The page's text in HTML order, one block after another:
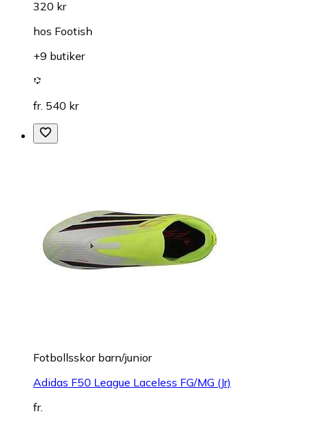
320 kr
hos Footish
+9 butiker
fr. 540 kr
Fotbollsskor barn/junior
Adidas F50 League Laceless FG/MG (Jr)
fr.